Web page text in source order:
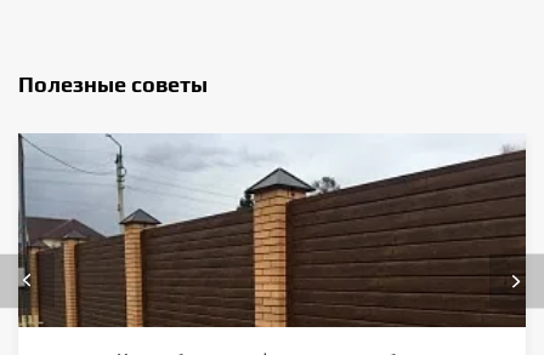
Полезные советы